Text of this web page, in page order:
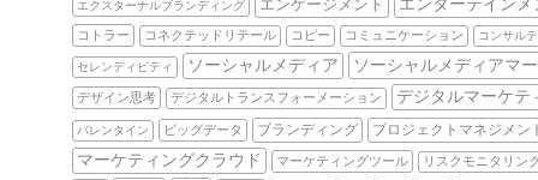
エクスターナルブランディング エンゲージメント エンターテインメ
コトラー コネクテッドリテール コピー コミュニケーション コンサル
セレンディピティ ソーシャルメディア ソーシャルメディアマ
デザイン思考 デジタルトランスフォーメーション デジタルマーケテ
バレンタイン ビッグデータ ブランディング プロジェクトマネジメン
マーケティングクラウド マーケティングツール リスクモニタリン